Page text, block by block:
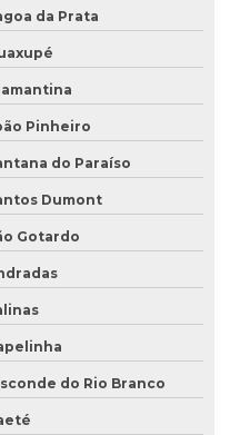
subterrâneos
ambiental
da Prata
Pinheiro
do Paraíso
Dumont
Gotardo
do Rio Branco